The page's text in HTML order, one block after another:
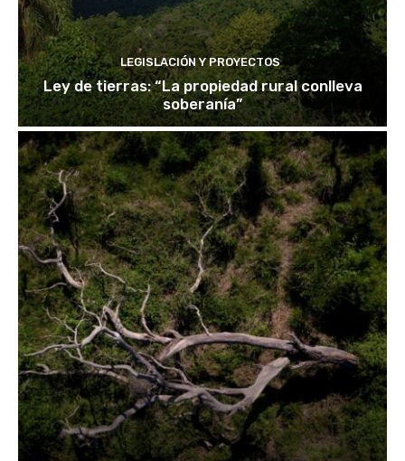
LEGISLACIÓN Y PROYECTOS
Ley de tierras: “La propiedad rural conlleva
soberanía”